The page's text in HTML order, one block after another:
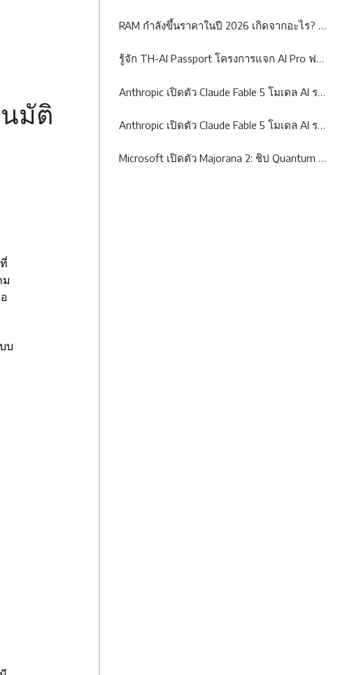
มัติ
ม
บ
RAM กำลังขึ้นราคาในปี 2026 เกิดจากอะไร? และจะส่งผลกระทบต่อผู้บริโภคและธุรกิจอย่างไร
รู้จัก TH-AI Passport โครงการแจก AI Pro ฟรี 5 ล้านสิทธิ์ จุดเปลี่ยนหรือกระแส?
Anthropic เปิดตัว Claude Fable 5 โมเดล AI ระดับ Mythos-class
Microsoft เปิดตัว Majorana 2: ชิป Quantum รุ่นใหม่ที่อาจพา Quantum Computing เข้าใกล้ความจริงมากขึ้น